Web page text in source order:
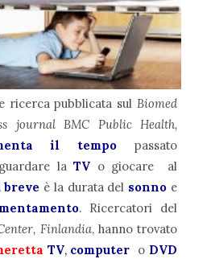
ricerca pubblicata sul Biomed
journal BMC Public Health,
il tempo passato
la TV o giocare al
breve è la durata del sonno e
. Ricercatori del
Finlandia, hanno trovato
TV, computer o DVD